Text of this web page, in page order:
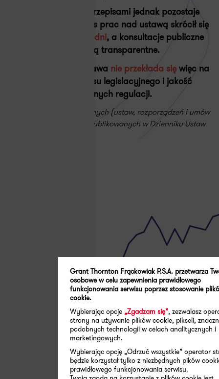
Tempo prac nad przepisami jednak pozostaje
zawrotne. Średni czas prac nad ustawą skrócił się
68 dni, a konsultacje publiczne
rzadko są transparentne.
Spadek produkcji prawa nie przekłada sięwięc na
rzetelność procesu legislacyjnego i jakość
tworzonych regulacji.
Liczba stron aktów prawnych (ustaw, rozporządzeń i umów
międzynarodowych) opublikowanych w Dzienniku Ustaw
Grant Thornton Frąckowiak P.S.A. przetwarza
osobowe w celu zapewnienia prawidłowego
funkcjonowania serwisu poprzez stosowanie
cookie.
Wybierając opcje „Zgadzam się”, zezwalasz
strony na używanie plików cookie, pikseli,
podobnych technologii w celach analitycznych i
marketingowych.
Wybierając opcję „Odrzuć wszystkie” operator
będzie korzystał tylko z niezbędnych pików
prawidłowego funkcjonowania serwisu.